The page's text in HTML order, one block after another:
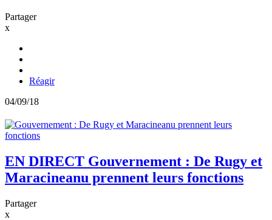
Partager
x
Réagir
04/09/18
EN DIRECT Gouvernement : De Rugy et
Maracineanu prennent leurs fonctions
Partager
x